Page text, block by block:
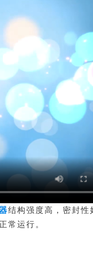
结构强度高，密封性
常运行。